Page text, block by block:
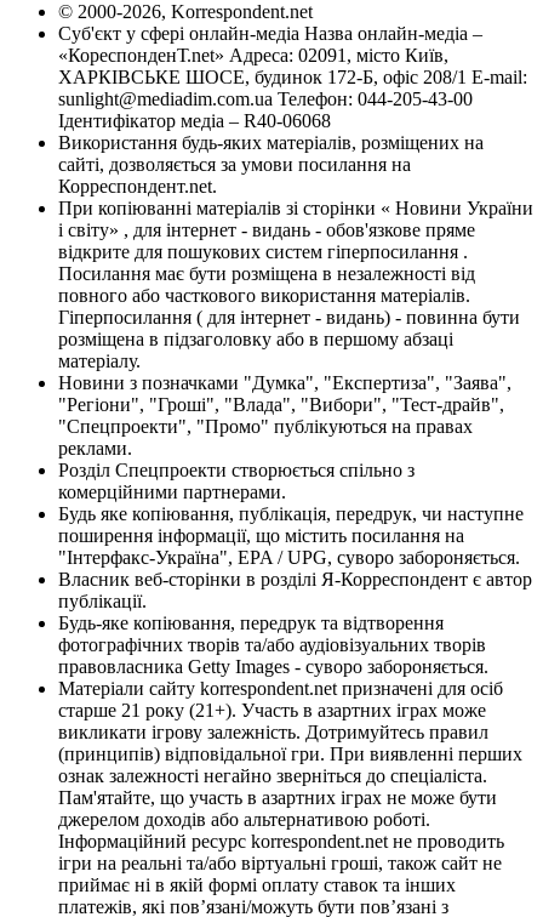
© 2000-2026, Korrespondent.net
Суб'єкт у сфері онлайн-медіа Назва онлайн-медіа –
«КореспонденТ.net» Адреса: 02091, місто Київ,
ХАРКІВСЬКЕ ШОСЕ, будинок 172-Б, офіс 208/1 E-mail:
sunlight@mediadim.com.ua Телефон: 044-205-43-00
Ідентифікатор медіа – R40-06068
Використання будь-яких матеріалів, розміщених на
сайті, дозволяється за умови посилання на
Корреспондент.net.
При копіюванні матеріалів зі сторінки « Новини України
і світу» , для інтернет - видань - обов'язкове пряме
відкрите для пошукових систем гіперпосилання .
Посилання має бути розміщена в незалежності від
повного або часткового використання матеріалів.
Гіперпосилання ( для інтернет - видань) - повинна бути
розміщена в підзаголовку або в першому абзаці
матеріалу.
Новини з позначками "Думка", "Експертиза", "Заява",
"Регіони", "Гроші", "Влада", "Вибори", "Тест-драйв",
"Спецпроекти", "Промо" публікуються на правах
реклами.
Розділ Спецпроекти створюється спільно з
комерційними партнерами.
Будь яке копіювання, публікація, передрук, чи наступне
поширення інформації, що містить посилання на
"Інтерфакс-Україна", EPA / UPG, суворо забороняється.
Власник веб-сторінки в розділі Я-Корреспондент є автор
публікації.
Будь-яке копіювання, передрук та відтворення
фотографічних творів та/або аудіовізуальних творів
правовласника Getty Images - суворо забороняється.
Матеріали сайту korrespondent.net призначені для осіб
старше 21 року (21+). Участь в азартних іграх може
викликати ігрову залежність. Дотримуйтесь правил
(принципів) відповідальної гри. При виявленні перших
ознак залежності негайно зверніться до спеціаліста.
Пам'ятайте, що участь в азартних іграх не може бути
джерелом доходів або альтернативою роботі.
Інформаційний ресурс korrespondent.net не проводить
ігри на реальні та/або віртуальні гроші, також сайт не
приймає ні в якій формі оплату ставок та інших
платежів, які пов’язані/можуть бути пов’язані з